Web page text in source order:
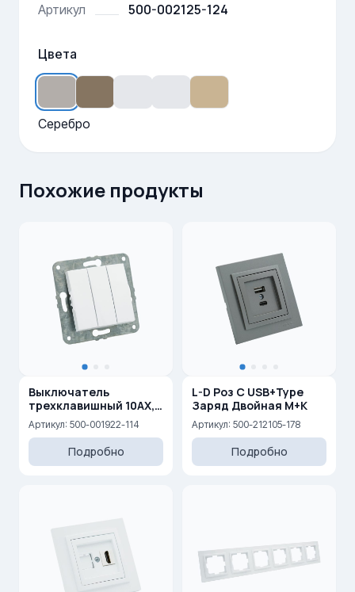
Артикул 500-002125-124
Цвета
Серебро
Похожие продукты
Выключатель
трехклавишный 10AX,
250 V
Артикул: 500-001922-114
Подробно
L-D Роз С USB+Type
Заряд Двойная М+К
Артикул: 500-212105-178
Подробно